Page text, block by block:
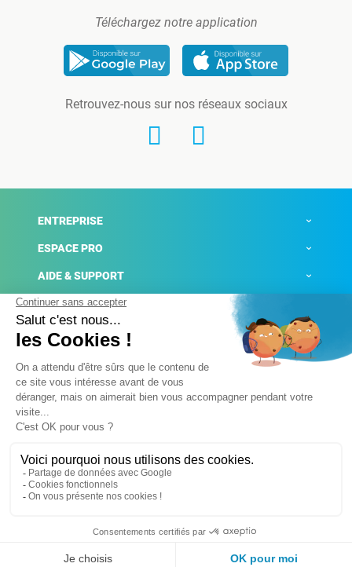
Téléchargez notre application
Retrouvez-nous sur nos réseaux sociaux
ENTREPRISE
ESPACE PRO
AIDE & SUPPORT
ACTUALITÉS
Mentions légales
Conditions générales de ventes
Plateforme de signalement